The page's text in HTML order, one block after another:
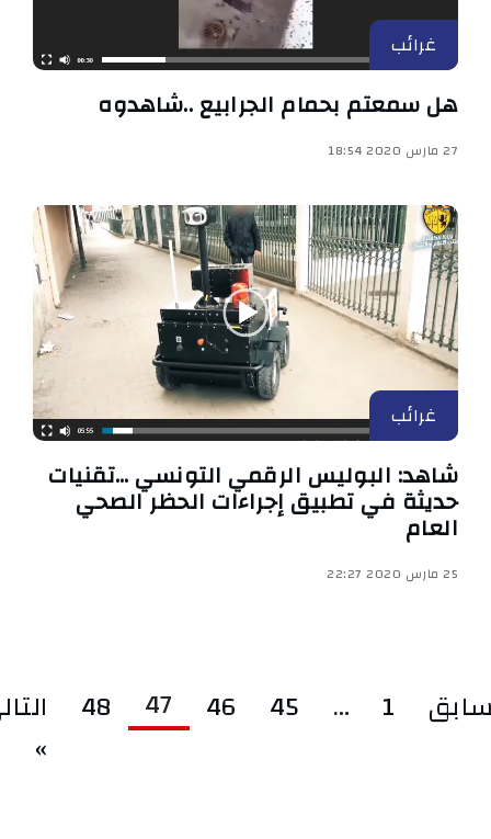
غرائب
هل سمعتم بحمام الجرابيع ..شاهدوه
27 مارس 2020 18:54
غرائب
شاهد: البوليس الرقمي التونسي …تقنيات
حديثة في تطبيق إجراءات الحظر الصحي
العام
25 مارس 2020 22:27
1
…
45
46
47
48
»